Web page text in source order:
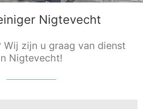
Nigtevecht
Wij zijn u graag van dienst
Nigtevecht!